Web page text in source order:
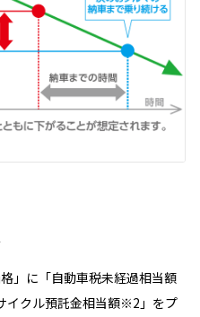
」に「自動車税未経過相当額
イクル預託金相当額※2」をプ